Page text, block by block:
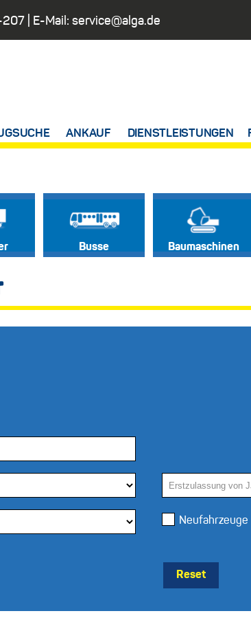
207 | E-Mail: service@alga.de
ANKAUF DIENSTLEISTUNGEN
Busse Baumaschinen
Neufahrzeuge
Reset